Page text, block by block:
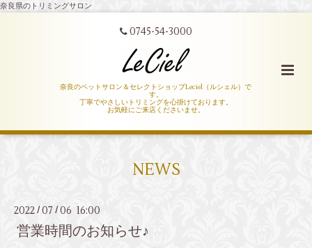
奈良県のトリミングサロン
0745-54-3000
奈良のペットサロン＆セレクトショップLeciel（ルシェル）で
す。
丁寧でやさしいトリミングを心掛けております。
お気軽にご来店くださいませ。
NEWS
2022 /07 /06 16:00
営業時間のお知らせ♪